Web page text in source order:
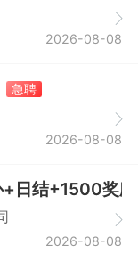
2026-08-08
急聘
2026-08-08
+日结+1500奖
2026-08-08